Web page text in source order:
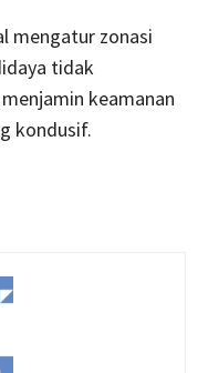
mengatur zonasi
tidak
keamanan
kondusif.